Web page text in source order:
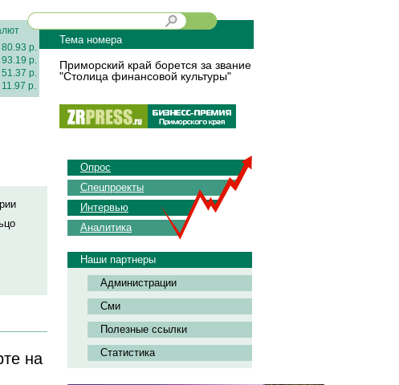
80.93 р.
93.19 р.
51.37 р.
11.97 р.
Тема номера
Приморский край борется за звание
"Столица финансовой культуры"
на
Опрос
Спецпроекты
Интервью
Аналитика
Наши партнеры
Администрации
Сми
Полезные ссылки
Статистика